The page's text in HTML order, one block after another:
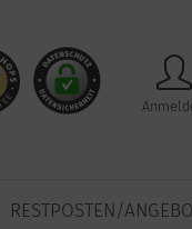
RESTPOSTEN/